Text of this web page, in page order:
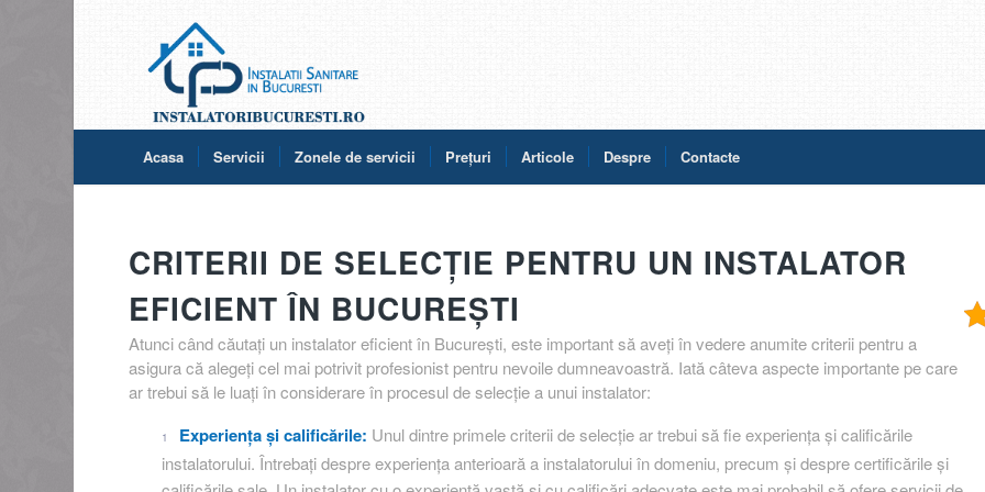
Acasa Servicii Zonele de servicii Prețuri Articole Despre Contacte
CRITERII DE SELECȚIE PENTRU UN INSTALATOR
EFICIENT ÎN BUCUREȘTI
Atunci când căutați un instalator eficient în București, este important să aveți în vedere anumite criterii pentru a
asigura că alegeți cel mai potrivit profesionist pentru nevoile dumneavoastră. Iată câteva aspecte importante pe care
ar trebui să le luați în considerare în procesul de selecție a unui instalator:
Experiența și calificările: Unul dintre primele criterii de selecție ar trebui să fie experiența și calificările
instalatorului. Întrebați despre experiența anterioară a instalatorului în domeniu, precum și despre certificările și